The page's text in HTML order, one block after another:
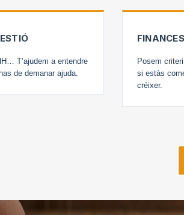
T’ajudem a entendre
de demanar ajuda.
Posem
si estàs
créixer.